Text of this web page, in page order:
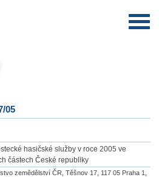
05
hasičské služby v roce 2005 ve
částech České republiky
zemědělství ČR, Těšnov 17, 117 05 Praha 1,